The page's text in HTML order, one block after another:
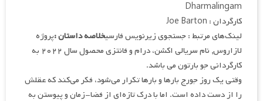
Dharmalingam
کارگردان : Joe Barton
لینک‌های مرتبط : جستجوی زیرنویس فارسیخلاصه داستان :پروژه
لازاروس, نام سریالی اکشن، درام و فانتزی محصول سال ۲۰۲۲ به
کارگردانی جو بارتون می باشد.
وقتی یک روز جورج بارها و بارها تکرار می‌شود، فکر می‌کند که عقلش
را از دست داده است. اما با درک تازه‌ای از فضا-زمان و پیوستن به